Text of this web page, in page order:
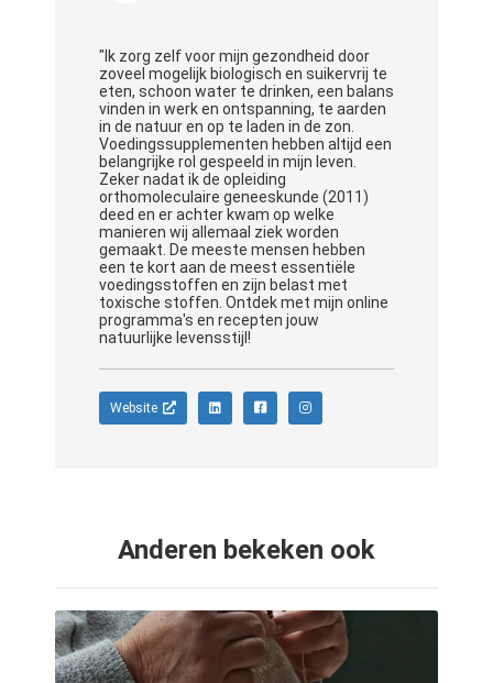
"Ik zorg zelf voor mijn gezondheid door
zoveel mogelijk biologisch en suikervrij te
eten, schoon water te drinken, een balans
vinden in werk en ontspanning, te aarden
in de natuur en op te laden in de zon.
Voedingssupplementen hebben altijd een
belangrijke rol gespeeld in mijn leven.
Zeker nadat ik de opleiding
orthomoleculaire geneeskunde (2011)
deed en er achter kwam op welke
manieren wij allemaal ziek worden
gemaakt. De meeste mensen hebben
een te kort aan de meest essentiële
voedingsstoffen en zijn belast met
toxische stoffen. Ontdek met mijn online
programma's en recepten jouw
natuurlijke levensstijl!
Website
Anderen bekeken ook